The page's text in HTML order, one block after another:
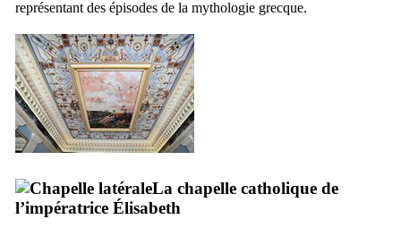
représentant des épisodes de la mythologie grecque.
La chapelle catholique de
l’impératrice Élisabeth